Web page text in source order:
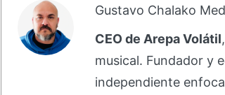
Gustavo Chalako
CEO de Arepa Volátil
musical. Fundador y
independiente